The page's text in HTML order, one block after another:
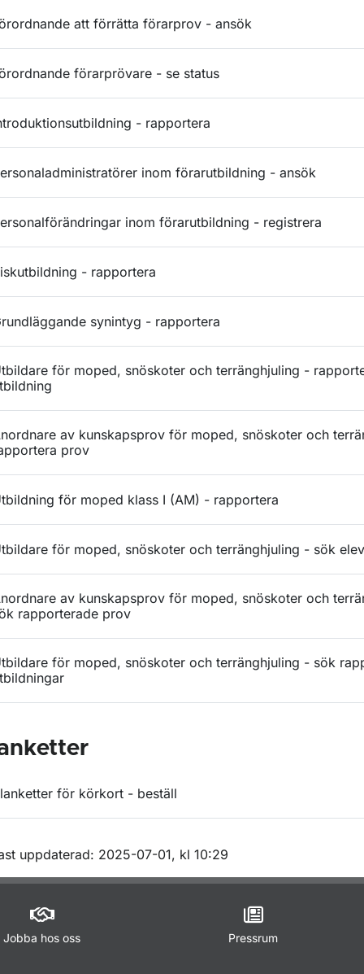
att förrätta förarprov - ansök
förarprövare - se status
- rapportera
inom förarutbildning - ansök
inom förarutbildning - registrera
- rapportera
synintyg - rapportera
för moped, snöskoter och terränghjuling -
av kunskapsprov för moped, snöskoter och
prov
för moped klass I (AM) - rapportera
för moped, snöskoter och terränghjuling - sök
av kunskapsprov för moped, snöskoter och
rapporterade prov
för moped, snöskoter och terränghjuling - sök
för körkort - beställ
sidan
uppdaterad: 2025-07-01, kl 10:29
Jobba hos oss Pressrum